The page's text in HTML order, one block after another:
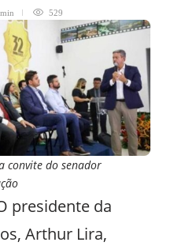
529
convite do senador
presidente da
Arthur Lira,